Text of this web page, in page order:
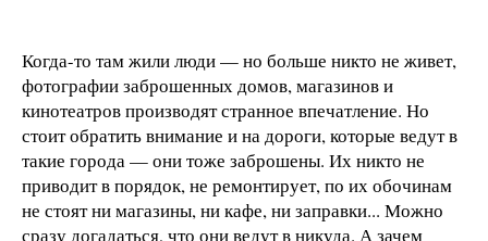
Когда-то там жили люди — но больше никто не живет,
фотографии заброшенных домов, магазинов и
кинотеатров производят странное впечатление. Но
стоит обратить внимание и на дороги, которые ведут в
такие города — они тоже заброшены. Их никто не
приводит в порядок, не ремонтирует, по их обочинам
не стоят ни магазины, ни кафе, ни заправки... Можно
сразу догадаться, что они ведут в никуда. А зачем